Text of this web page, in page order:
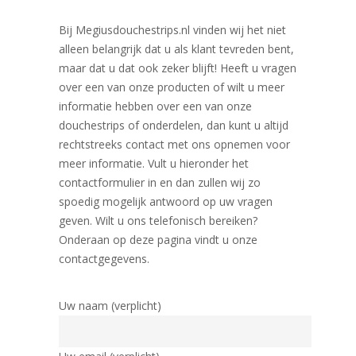
Bij Megiusdouchestrips.nl vinden wij het niet
alleen belangrijk dat u als klant tevreden bent,
maar dat u dat ook zeker blijft! Heeft u vragen
over een van onze producten of wilt u meer
informatie hebben over een van onze
douchestrips of onderdelen, dan kunt u altijd
rechtstreeks contact met ons opnemen voor
meer informatie. Vult u hieronder het
contactformulier in en dan zullen wij zo
spoedig mogelijk antwoord op uw vragen
geven. Wilt u ons telefonisch bereiken?
Onderaan op deze pagina vindt u onze
contactgegevens.
Uw naam (verplicht)